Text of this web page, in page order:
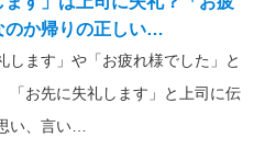
のか帰りの正しい…
します」や「お疲れ様でした」と
「お先に失礼します」と上司に伝
い、言い…